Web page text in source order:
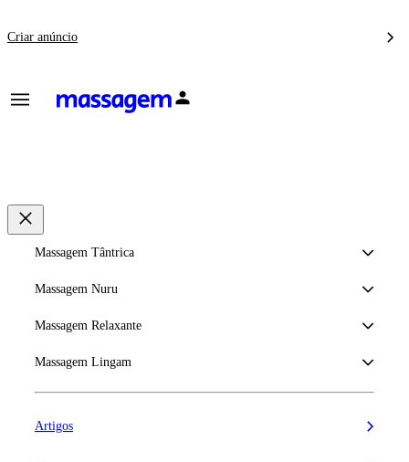
Criar anúncio
Massagem Tântrica
Massagem Nuru
Massagem Relaxante
Massagem Lingam
Artigos